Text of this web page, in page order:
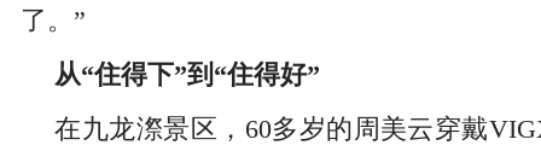
了。”
从“住得下”到“住得好”
在九龙漈景区，60多岁的周美云穿戴